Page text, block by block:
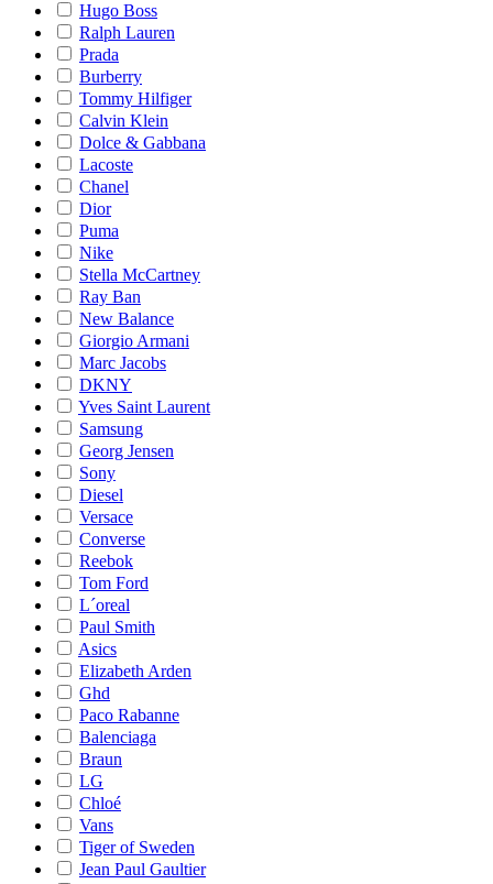
Hugo Boss
Ralph Lauren
Prada
Burberry
Tommy Hilfiger
Calvin Klein
Dolce & Gabbana
Lacoste
Chanel
Dior
Puma
Nike
Stella McCartney
Ray Ban
New Balance
Giorgio Armani
Marc Jacobs
DKNY
Yves Saint Laurent
Samsung
Georg Jensen
Sony
Diesel
Versace
Converse
Reebok
Tom Ford
L´oreal
Paul Smith
Asics
Elizabeth Arden
Ghd
Paco Rabanne
Balenciaga
Braun
LG
Chloé
Vans
Tiger of Sweden
Jean Paul Gaultier